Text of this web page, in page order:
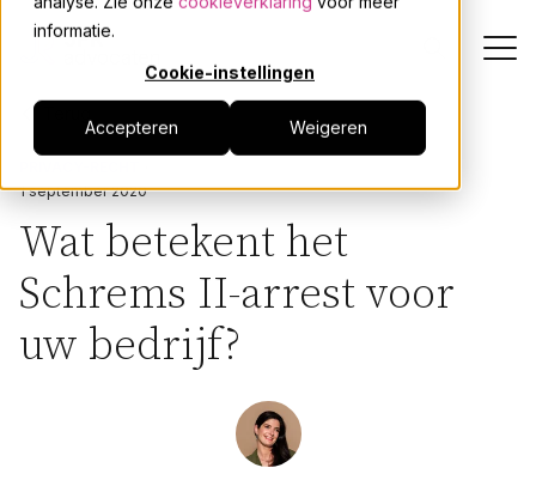
informatie.
Cookie-instellingen
Accepteren Weigeren
Dienstverlening
Onze mensen
Actueel
Over JPR
1 september 2020
Wat betekent het
Schrems II-arrest voor
uw bedrijf?